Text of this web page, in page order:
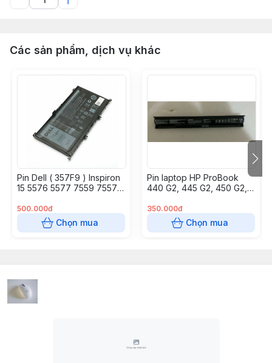
Các sản phẩm, dịch vụ khác
Pin Dell ( 357F9 ) Inspiron
15 5576 5577 7559 7557
500.000đ
Chọn mua
Pin laptop HP ProBook
440 G2, 445 G2, 450 G2,
4 CELL
350.000đ
Chọn mua